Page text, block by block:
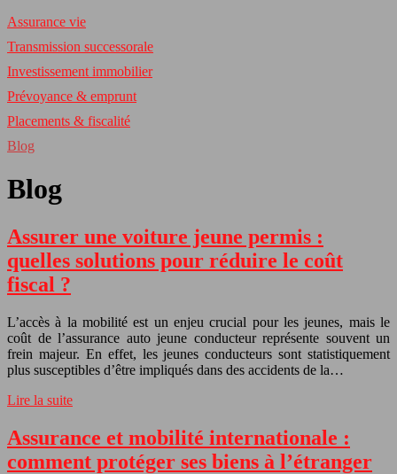
Assurance vie
Transmission successorale
Investissement immobilier
Prévoyance & emprunt
Placements & fiscalité
Blog
Blog
Assurer une voiture jeune permis :
quelles solutions pour réduire le coût
fiscal ?
L’accès à la mobilité est un enjeu crucial pour les jeunes, mais le
coût de l’assurance auto jeune conducteur représente souvent un
frein majeur. En effet, les jeunes conducteurs sont statistiquement
plus susceptibles d’être impliqués dans des accidents de la…
Lire la suite
Assurance et mobilité internationale :
comment protéger ses biens à l’étranger